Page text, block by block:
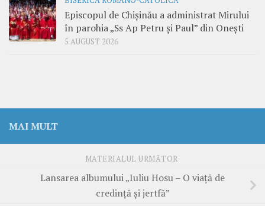
Episcopul de Chișinău a administrat Mirului
în parohia „Ss Ap Petru și Paul” din Onești
5 AUGUST 2026
MAI MULT
MATERIALUL URMĂTOR
Lansarea albumului „Iuliu Hosu – O viață de
credință și jertfă”